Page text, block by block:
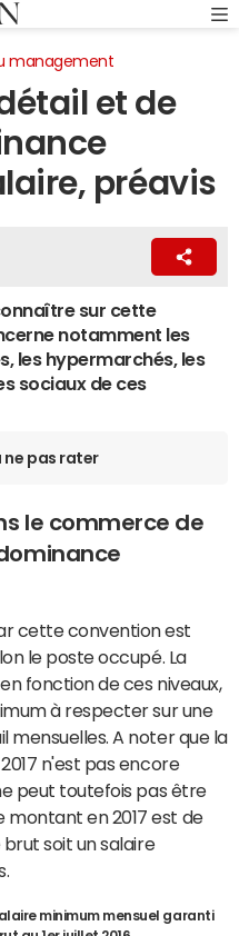
management
et de
préavis
sur cette
notamment les
les hypermarchés, les
sociaux de ces
ne pas rater
le commerce de
cette convention est
le poste occupé. La
fonction de ces niveaux,
à respecter sur une
mensuelles. A noter que la
n'est pas encore
peut toutefois pas être
montant en 2017 est de
soit un salaire
minimum mensuel garanti